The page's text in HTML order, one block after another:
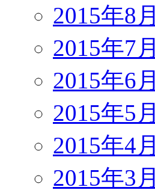
2015年8月
2015年7月
2015年6月
2015年5月
2015年4月
2015年3月